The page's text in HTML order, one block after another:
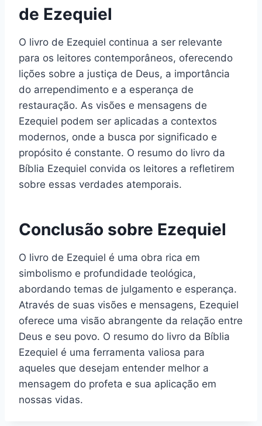
de Ezequiel
O livro de Ezequiel continua a ser relevante
para os leitores contemporâneos, oferecendo
lições sobre a justiça de Deus, a importância
do arrependimento e a esperança de
restauração. As visões e mensagens de
Ezequiel podem ser aplicadas a contextos
modernos, onde a busca por significado e
propósito é constante. O resumo do livro da
Bíblia Ezequiel convida os leitores a refletirem
sobre essas verdades atemporais.
Conclusão sobre Ezequiel
O livro de Ezequiel é uma obra rica em
simbolismo e profundidade teológica,
abordando temas de julgamento e esperança.
Através de suas visões e mensagens, Ezequiel
oferece uma visão abrangente da relação entre
Deus e seu povo. O resumo do livro da Bíblia
Ezequiel é uma ferramenta valiosa para
aqueles que desejam entender melhor a
mensagem do profeta e sua aplicação em
nossas vidas.